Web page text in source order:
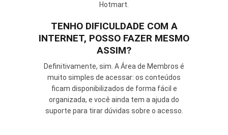
Hotmart.
TENHO DIFICULDADE COM A
INTERNET, POSSO FAZER MESMO
ASSIM?
Definitivamente, sim. A Área de Membros é
muito simples de acessar: os conteúdos
ficam disponibilizados de forma fácil e
organizada, e você ainda tem a ajuda do
suporte para tirar dúvidas sobre o acesso.